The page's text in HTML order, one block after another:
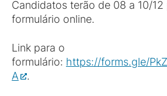
Candidatos terão de 08 a 10/
formulário online.
Link para o
formulário: https://forms.gle/
A
.